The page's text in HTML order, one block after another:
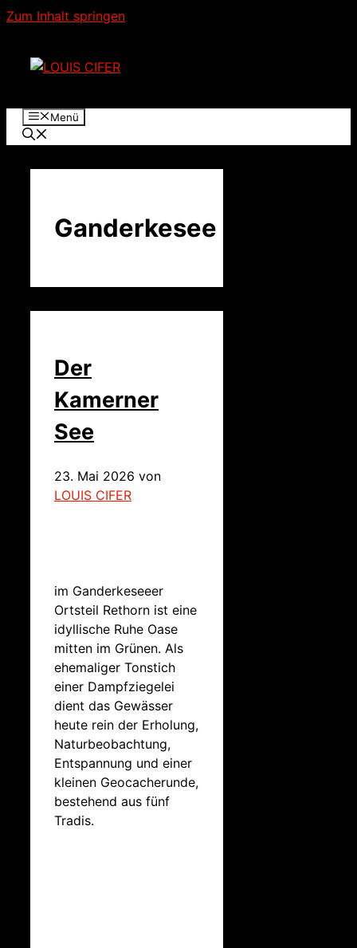
Zum Inhalt springen
Menü
Ganderkesee
Der
Kamerner
See
23. Mai 2026 von
LOUIS CIFER
im Ganderkeseeer
Ortsteil Rethorn ist eine
idyllische Ruhe Oase
mitten im Grünen. Als
ehemaliger Tonstich
einer Dampfziegelei
dient das Gewässer
heute rein der Erholung,
Naturbeobachtung,
Entspannung und einer
kleinen Geocacherunde,
bestehend aus fünf
Tradis.